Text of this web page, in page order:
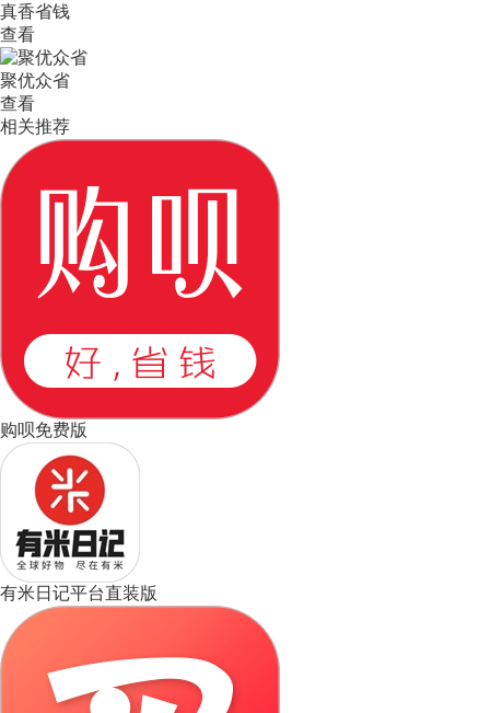
真香省钱
查看
聚优众省
查看
相关推荐
购呗免费版
有米日记平台直装版